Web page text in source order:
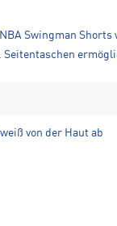
Swingman
Seitentaschen
von der Haut ab